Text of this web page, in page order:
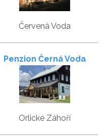
Červená Voda
Penzion Černá Voda
Orlické Záhoří